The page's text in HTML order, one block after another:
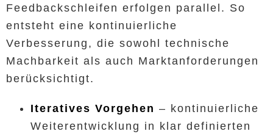
Feedbackschleifen erfolgen parallel. So
entsteht eine kontinuierliche
Verbesserung, die sowohl technische
Machbarkeit als auch Marktanforderungen
berücksichtigt.
Iteratives Vorgehen – kontinuierliche
Weiterentwicklung in klar definierten